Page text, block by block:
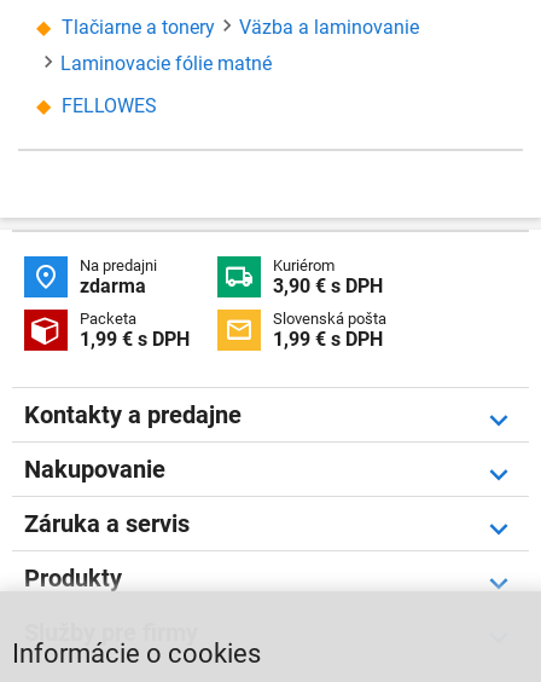
Tlačiarne a tonery
Väzba a laminovanie
Laminovacie fólie matné
FELLOWES
 Na predajni
zdarma  Kuriérom
3,90 € s DPH
 Packeta
1,99 € s DPH  Slovenská pošta
1,99 € s DPH
Kontakty a predajne
Nakupovanie
Záruka a servis
Produkty
Informácie o cookies